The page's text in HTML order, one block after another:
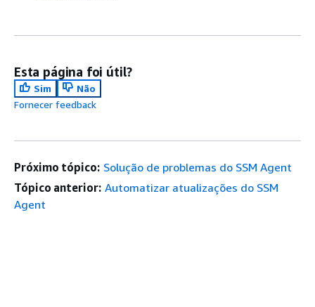
Esta página foi útil?
Sim
Não
Fornecer feedback
Próximo tópico: Solução de problemas do SSM Agent
Tópico anterior: Automatizar atualizações do SSM
Agent